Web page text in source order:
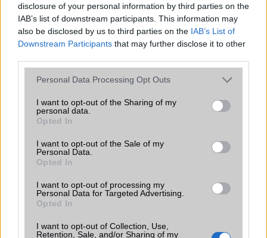
disclosure of your personal information by third parties on the
IAB’s list of downstream participants. This information may
also be disclosed by us to third parties on the IAB’s List of
Downstream Participants that may further disclose it to other
Please note that this website/app uses one or more Google
not limited to your visit or usage behaviour. You may click to
grant or deny consent to Google and its third-party tags to
use your data for below specified purposes in below Google
consent section.
Personal Data Processing Opt Outs
I want to opt-out of the Sharing of my
personal data.
Opted In
I want to opt-out of the Sale of my
Personal Data.
Opted In
I want to opt-out of processing my
Personal Data for Targeted Advertising.
Opted In
I want to opt-out of Collection, Use,
Retention, Sale, and/or Sharing of my
Ez a rejtett Samsung funkció teljesen
megváltoztatja a mobilhasználatot –
sokan mégsem tudnak róla
2026.07.12 | Android Central
Az Edge Panel az egyik leghasznosabb funkció, amely
jelentősen felgyorsítja a mindennapi használatot,
miközben a Pixel telefonokból továbbra is hiányzik.
KAPCSOLÓDÓ HÍREK
Több mint hetven Note 7 gyulladt ki csak az USA-ban
A Samsung lépései a Galaxy Note 7 felhasználók
biztonsága érdekében